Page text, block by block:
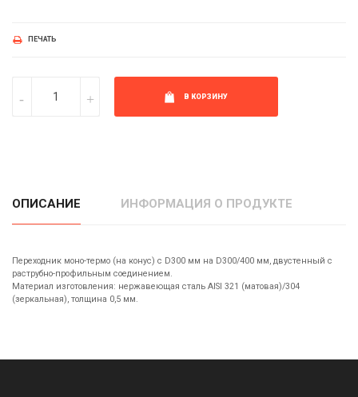
ПЕЧАТЬ
В КОРЗИНУ
ОПИСАНИЕ ИНФОРМАЦИЯ О ПРОДУКТЕ
Переходник моно-термо (на конус) с D300 мм на D300/400 мм, двустенный с
раструбно-профильным соединением.
Материал изготовления: нержавеющая сталь AISI 321 (матовая)/304
(зеркальная), толщина 0,5 мм.